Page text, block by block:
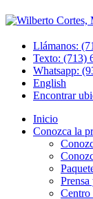
Llámanos:
Texto: (713)
Whatsapp:
English
Encontrar
Inicio
Conozca la